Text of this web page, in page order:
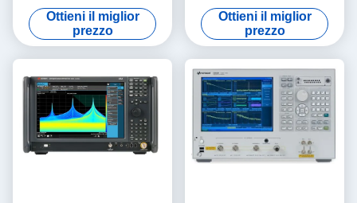
del segnale di Schwarz
FSQ8 8
Ottieni il miglior
prezzo
dello Spectroradiometer rf
Ottieni il miglior
prezzo